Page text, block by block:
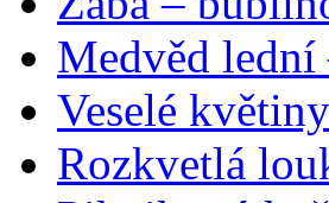
Medvěd lední
Veselé květiny
Rozkvetlá